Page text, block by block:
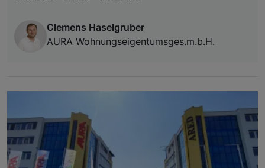
Clemens Haselgruber
AURA Wohnungseigentumsges.m.b.H.